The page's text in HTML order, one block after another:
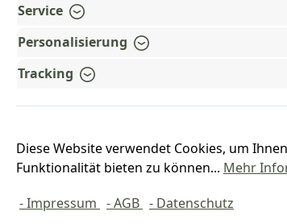
Service
Personalisierung
Tracking
Diese Website verwendet Cookies, um
Funktionalität bieten zu können... Mehr
- Impressum - AGB - Datenschutz